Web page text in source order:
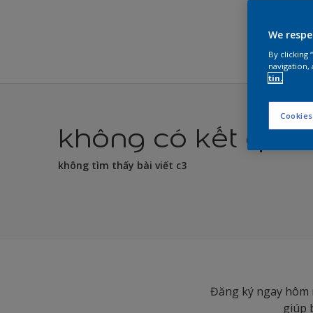
không có kết quả
không tìm thấy bài viết c3
Đăng ký ngay hôm
giúp
We
By clicking
navigation,
tin.